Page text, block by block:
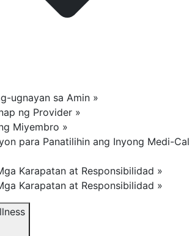
ugnayan sa Amin »
ng Provider »
Miyembro »
para Panatilihin ang Inyong Medi-Cal
Karapatan at Responsibilidad »
Karapatan at Responsibilidad »